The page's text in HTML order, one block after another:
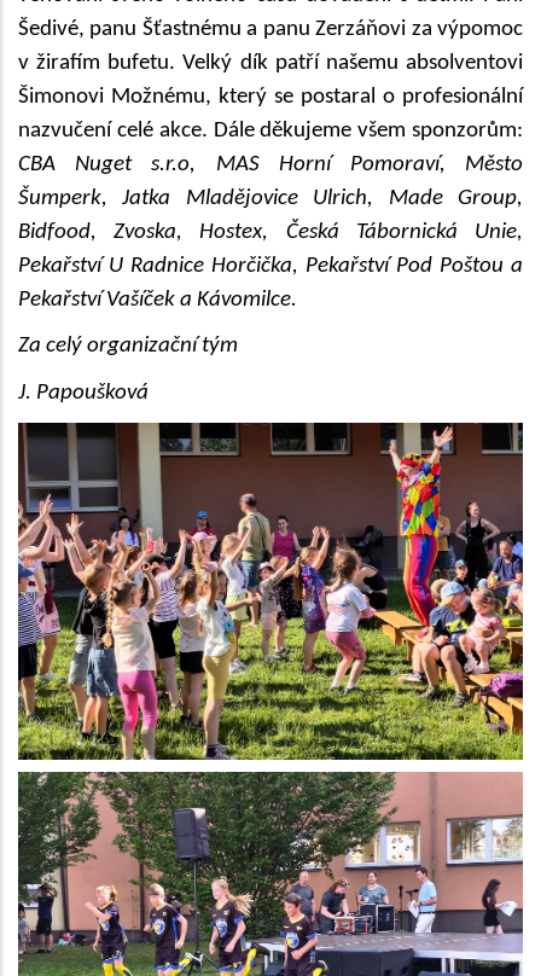
Šedivé, panu Šťastnému a panu Zerzáňovi za výpomoc
v žirafím bufetu. Velký dík patří našemu absolventovi
Šimonovi Možnému, který se postaral o profesionální
nazvučení celé akce. Dále děkujeme všem sponzorům:
CBA Nuget s.r.o, MAS Horní Pomoraví, Město
Šumperk, Jatka Mladějovice Ulrich, Made Group,
Bidfood, Zvoska, Hostex, Česká Tábornická Unie,
Pekařství U Radnice Horčička, Pekařství Pod Poštou a
Pekařství Vašíček a Kávomilce.
Za celý organizační tým
J. Papoušková